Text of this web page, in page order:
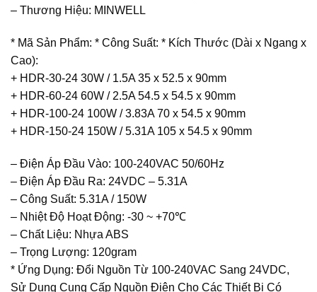
– Thương Hiệu: MINWELL
* Mã Sản Phẩm: * Công Suất: * Kích Thước (Dài x Ngang x
Cao):
+ HDR-30-24 30W / 1.5A 35 x 52.5 x 90mm
+ HDR-60-24 60W / 2.5A 54.5 x 54.5 x 90mm
+ HDR-100-24 100W / 3.83A 70 x 54.5 x 90mm
+ HDR-150-24 150W / 5.31A 105 x 54.5 x 90mm
– Điện Áp Đầu Vào: 100-240VAC 50/60Hz
– Điện Áp Đầu Ra: 24VDC – 5.31A
– Công Suất: 5.31A / 150W
– Nhiệt Độ Hoạt Động: -30 ~ +70℃
– Chất Liệu: Nhựa ABS
– Trọng Lượng: 120gram
* Ứng Dụng: Đổi Nguồn Từ 100-240VAC Sang 24VDC,
Sử Dụng Cung Cấp Nguồn Điện Cho Các Thiết Bị Có